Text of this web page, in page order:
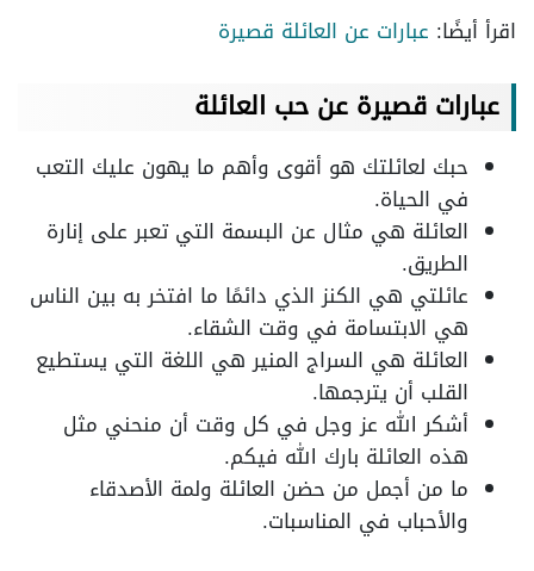
اقرأ أيضًا: عبارات عن العائلة قصيرة
عبارات قصيرة عن حب العائلة
حبك لعائلتك هو أقوى وأهم ما يهون عليك التعب
في الحياة.
العائلة هي مثال عن البسمة التي تعبر على إنارة
الطريق.
عائلتي هي الكنز الذي دائمًا ما افتخر به بين الناس
هي الابتسامة في وقت الشقاء.
العائلة هي السراج المنير هي اللغة التي يستطيع
القلب أن يترجمها.
أشكر الله عز وجل في كل وقت أن منحني مثل
هذه العائلة بارك الله فيكم.
ما من أجمل من حضن العائلة ولمة الأصدقاء
والأحباب في المناسبات.